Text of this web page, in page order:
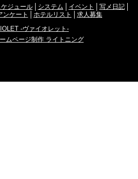
ケジュール システム イベント
写メ日記
ンケート ホテルリスト
求人募集
-ヴァイオレット-
ムページ制作 ライトニング